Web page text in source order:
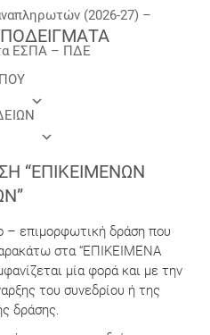
(2026-27) –
ΕΣΠΑ – ΠΔΕ
“ΕΠΙΚΕΊΜΕΝΩΝ
– επιμορφωτική δράση που
στα “ΕΠΙΚΕΙΜΕΝΑ
μία φορά και με την
του συνεδρίου ή της
δράσης.